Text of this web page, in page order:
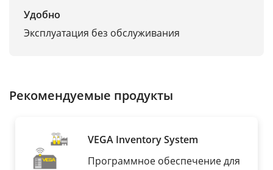
Удобно
Эксплуатация без обслуживания
Рекомендуемые продукты
VEGA Inventory System
Программное обеспечение для